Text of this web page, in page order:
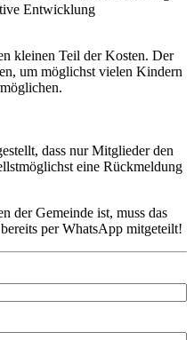
Entwicklung
kleinen Teil der Kosten. Der
um möglichst vielen Kindern
dass nur Mitglieder den
eine Rückmeldung
der Gemeinde ist, muss das
per WhatsApp mitgeteilt!